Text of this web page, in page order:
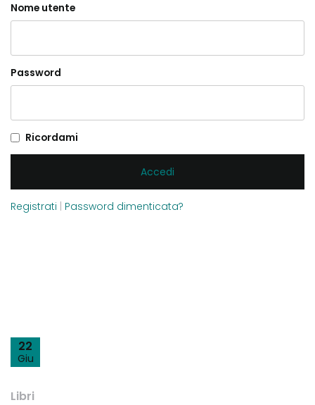
Nome utente
Password
Ricordami
Registrati Password dimenticata?
22
Giu
Libri